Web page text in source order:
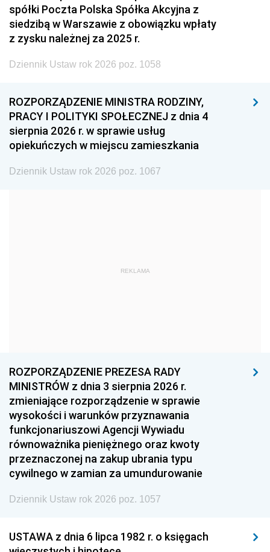
2005 2004 2003
2002 2001
1999 1998
1993 1992 1991
1990 1989
1987 1986 1985
1984 1983
1957 1956
1954 1953
1951 1950
1948 1947
1945 1944 1939
1938 1937 1936
1935 1934
1929 1928 1927
spółki Poczta Polska Spółka Akcyjna z
siedzibą w Warszawie z obowiązku wpłaty
z zysku należnej za 2025 r.
Dziennik Ustaw rok 2026 poz. 1058
ROZPORZĄDZENIE MINISTRA RODZINY,
PRACY I POLITYKI SPOŁECZNEJ z dnia 4
sierpnia 2026 r. w sprawie usług
opiekuńczych w miejscu zamieszkania
Dziennik Ustaw rok 2026 poz. 1067
REKLAMA
ROZPORZĄDZENIE PREZESA RADY
MINISTRÓW z dnia 3 sierpnia 2026 r.
zmieniające rozporządzenie w sprawie
wysokości i warunków przyznawania
funkcjonariuszowi Agencji Wywiadu
równoważnika pieniężnego oraz kwoty
przeznaczonej na zakup ubrania typu
cywilnego w zamian za umundurowanie
Dziennik Ustaw rok 2026 poz. 1057
USTAWA z dnia 6 lipca 1982 r. o księgach